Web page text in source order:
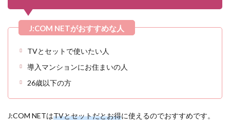
TVとセットで使いたい人
導入マンションにお住まいの人
26歳以下の方
J:COM NETはTVとセットだとお得に使えるのでおすすめです。